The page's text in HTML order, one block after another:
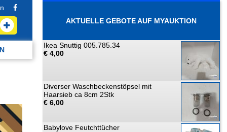
AKTUELLE GEBOTE AUF MYAUKTION
Ikea Snuttig 005.785.34
€ 4,00
Diverser Waschbeckenstöpsel mit
Haarsieb ca 8cm 2Stk
€ 6,00
Babylove Feutchttücher